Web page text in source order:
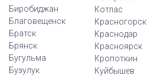
Биробиджан
Благовещенск
Братск
Брянск
Бугульма
Бузулук
Котлас
Красногорск
Краснодар
Красноярск
Кропоткин
Куйбышев